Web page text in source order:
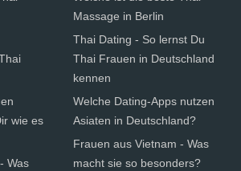
wie es
Was
Massage in Berlin
Thai Dating - So lernst Du
Thai Frauen in Deutschland
kennen
Welche Dating-Apps nutzen
Asiaten in Deutschland?
Frauen aus Vietnam - Was
macht sie so besonders?